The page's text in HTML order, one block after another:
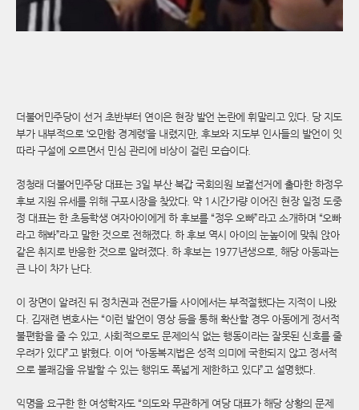
더불어민주당이 선거 초반부터 연이은 현장 발언 논란에 휘말리고 있다. 당 지도
부가 내부적으로 ‘오만함 경계령’을 내렸지만, 후보와 지도부 인사들의 발언이 잇
따라 구설에 오르면서 민심 관리에 비상이 걸린 모습이다.
정청래 더불어민주당 대표는 3일 부산 북갑 국회의원 보궐선거에 출마한 하정우
후보 지원 유세를 위해 구포시장을 찾았다. 약 1시간가량 이어진 현장 일정 도중
정 대표는 한 초등학생 여자아이에게 하 후보를 “정우 오빠”라고 소개하며 “오빠
라고 해봐”라고 말한 것으로 전해졌다. 하 후보 역시 아이의 눈높이에 맞춰 앉아
같은 취지로 반응한 것으로 알려졌다. 하 후보는 1977년생으로, 해당 아동과는
큰 나이 차가 난다.
이 장면이 알려진 뒤 정치권과 전문가들 사이에서는 부적절했다는 지적이 나왔
다. 김재련 변호사는 “이런 발언이 영상 등을 통해 확산할 경우 아동에게 정서적
불편함을 줄 수 있고, 사회적으로도 문제의식 없는 행동이라는 잘못된 신호를 줄
우려가 있다”고 밝혔다. 이어 “아동복지법은 성적 의미에 국한되지 않고 정서적
으로 불쾌감을 유발할 수 있는 행위도 폭넓게 제한하고 있다”고 설명했다.
익명을 요구한 한 여성학자도 “의도와 무관하게 여당 대표가 해당 상황의 문제